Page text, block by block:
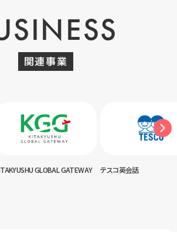
関連事業
テスコ英会話 神田外語キッズク